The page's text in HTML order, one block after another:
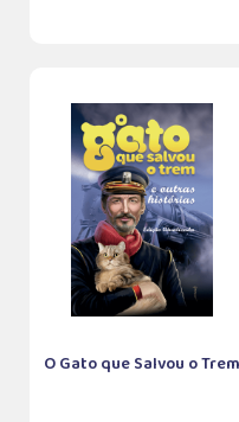
O Gato que Salvou o Trem